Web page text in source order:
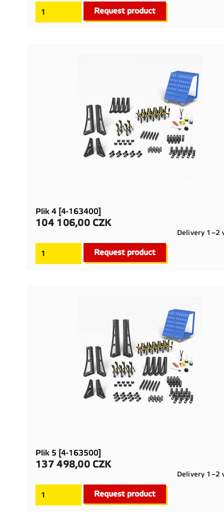
Request product
Plik 4 [4-163400]
Cena
104 106,00 CZK
Delivery 1–2
Request product
Plik 5 [4-163500]
Cena
137 498,00 CZK
Delivery 1–2
Request product